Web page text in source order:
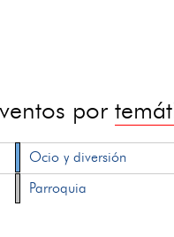
por
Ocio y diversión
Parroquia